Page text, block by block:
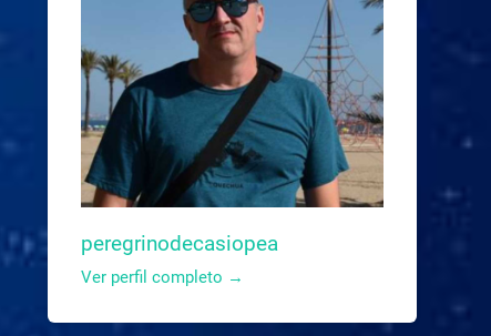
peregrinodecasiopea
Ver perfil completo →